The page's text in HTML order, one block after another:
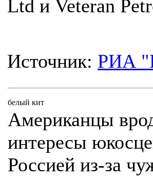
Ltd и Veteran
Источник: РИА
белый кит
Американцы
интересы
Россией из-за